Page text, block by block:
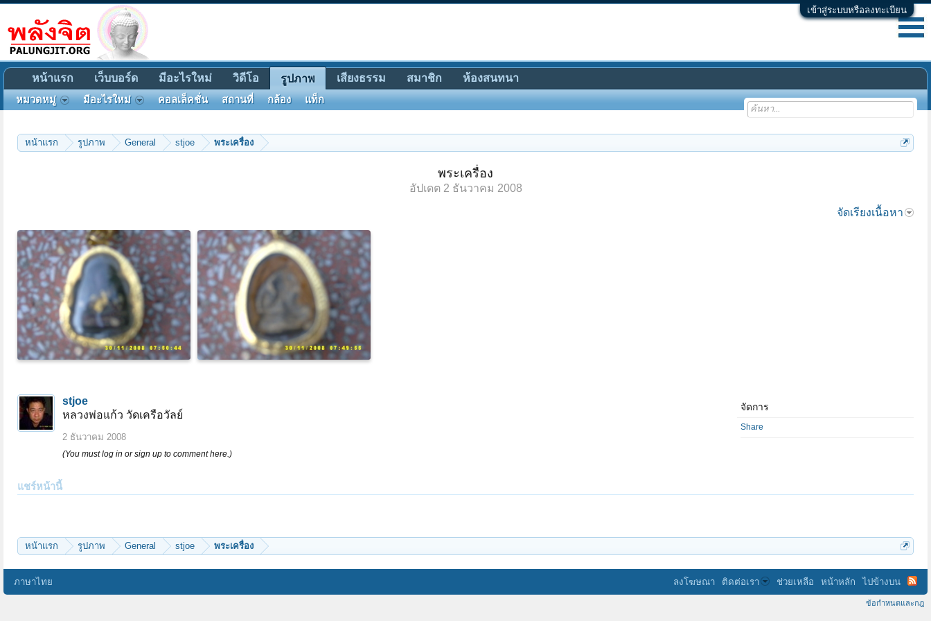
เข้าสู่ระบบหรือลงทะเบียน
หน้าแรก รูปภาพ General stjoe พระเครื่อง
พระเครื่อง
อัปเดต 2 ธันวาคม 2008
จัดเรียงเนื้อหา
stjoe
หลวงพ่อแก้ว วัดเครือวัลย์
2 ธันวาคม 2008
(You must log in or sign up to comment here.)
จัดการ
Share
แชร์หน้านี้
หน้าแรก รูปภาพ General stjoe พระเครื่อง
หน้าแรก เว็บบอร์ด มีอะไรใหม่ วิดีโอ รูปภาพ
หมวดหมู่ มีอะไรใหม่ คอลเล็คชั่น สถานที่ กล้อง แท็ก
เสียงธรรม สมาชิก ห้องสนทนา
ภาษาไทย ลงโฆษณา ติดต่อเรา ช่วยเหลือ หน้าหลัก ไปข้างบน
ข้อกำหนดและกฎ